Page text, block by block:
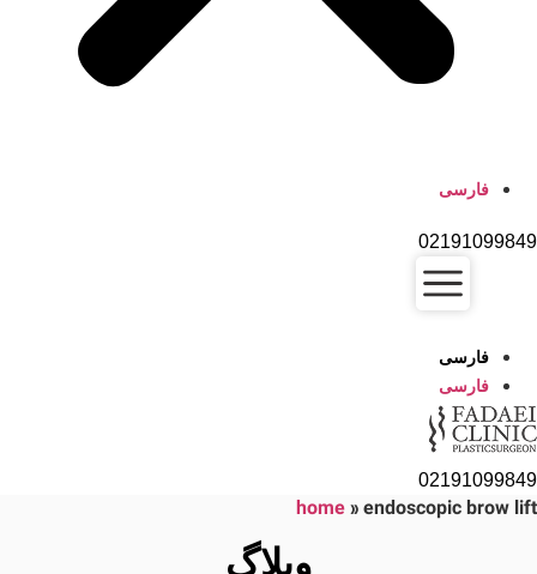
فارسی
02191099849
فارسی
فارسی
02191099849
home»endoscopic brow lift
وبلاگ